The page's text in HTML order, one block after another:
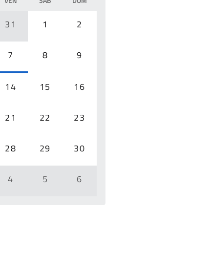
31 1 2
7 8 9
14 15 16
21 22 23
28 29 30
4 5 6